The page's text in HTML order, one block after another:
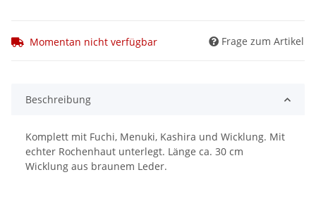
Momentan nicht verfügbar Frage zum Artikel
Beschreibung
Komplett mit Fuchi, Menuki, Kashira und Wicklung. Mit
echter Rochenhaut unterlegt. Länge ca. 30 cm
Wicklung aus braunem Leder.